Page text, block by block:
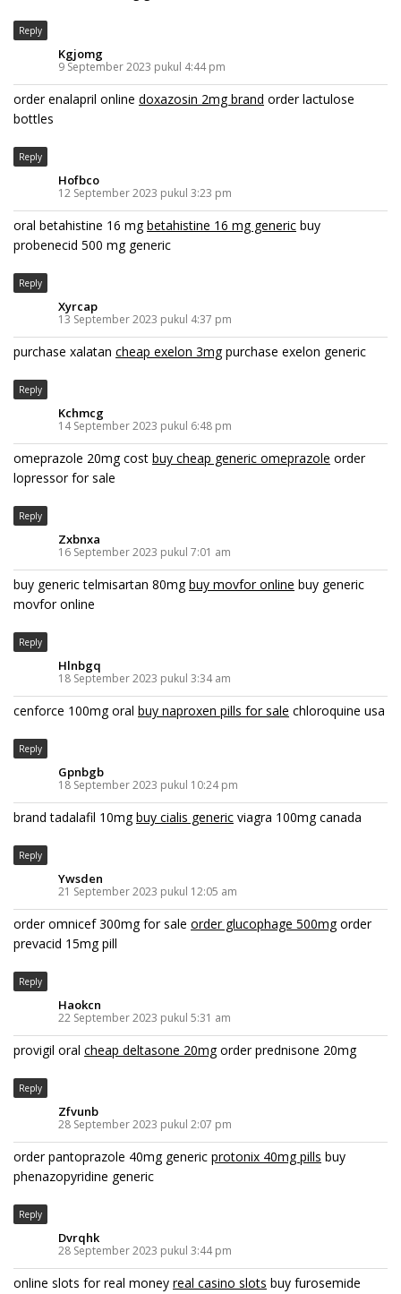
Reply
Kgjomg
9 September 2023 pukul 4:44 pm
order enalapril online doxazosin 2mg brand order lactulose
bottles
Reply
Hofbco
12 September 2023 pukul 3:23 pm
oral betahistine 16 mgbetahistine 16 mg generic buy
probenecid 500 mg generic
Reply
Xyrcap
13 September 2023 pukul 4:37 pm
purchase xalatan cheap exelon 3mgpurchase exelon generic
Reply
Kchmcg
14 September 2023 pukul 6:48 pm
omeprazole 20mg cost buy cheap generic omeprazole order
lopressor for sale
Reply
Zxbnxa
16 September 2023 pukul 7:01 am
buy generic telmisartan 80mgbuy movfor online buy generic
movfor online
Reply
Hlnbgq
18 September 2023 pukul 3:34 am
cenforce 100mg oral buy naproxen pills for sale chloroquine usa
Reply
Gpnbgb
18 September 2023 pukul 10:24 pm
brand tadalafil 10mgbuy cialis generic viagra 100mg canada
Reply
Ywsden
21 September 2023 pukul 12:05 am
order omnicef 300mg for sale order glucophage 500mgorder
prevacid 15mg pill
Reply
Haokcn
22 September 2023 pukul 5:31 am
provigil oral cheap deltasone 20mgorder prednisone 20mg
Reply
Zfvunb
28 September 2023 pukul 2:07 pm
order pantoprazole 40mg generic protonix 40mg pills buy
phenazopyridine generic
Reply
Dvrqhk
28 September 2023 pukul 3:44 pm
online slots for real money real casino slots buy furosemide